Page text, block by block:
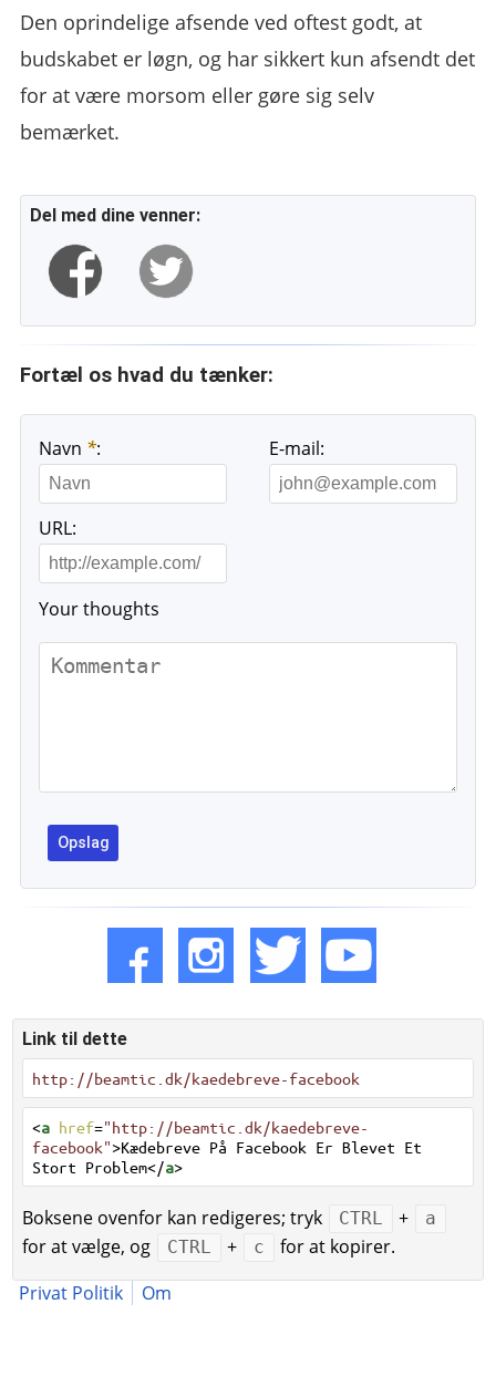
Den oprindelige afsende ved oftest godt, at
budskabet er løgn, og har sikkert kun afsendt det
for at være morsom eller gøre sig selv
bemærket.
Del med dine venner:
Fortæl os hvad du tænker:
Navn *: E-mail:
URL:
Your thoughts
Link til dette
http://beamtic.dk/kaedebreve-facebook
<a href="http://beamtic.dk/kaedebreve-
facebook">Kædebreve På Facebook Er Blevet Et
Stort Problem</a>
Boksene ovenfor kan redigeres; tryk CTRL + a
for at vælge, og CTRL + c
for at kopirer.
Privat Politik
Om